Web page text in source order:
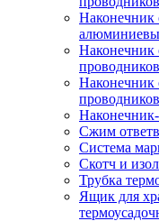
Наконечник
проводников
Сжим
Система
Скотч и
Трубка
Ящик для